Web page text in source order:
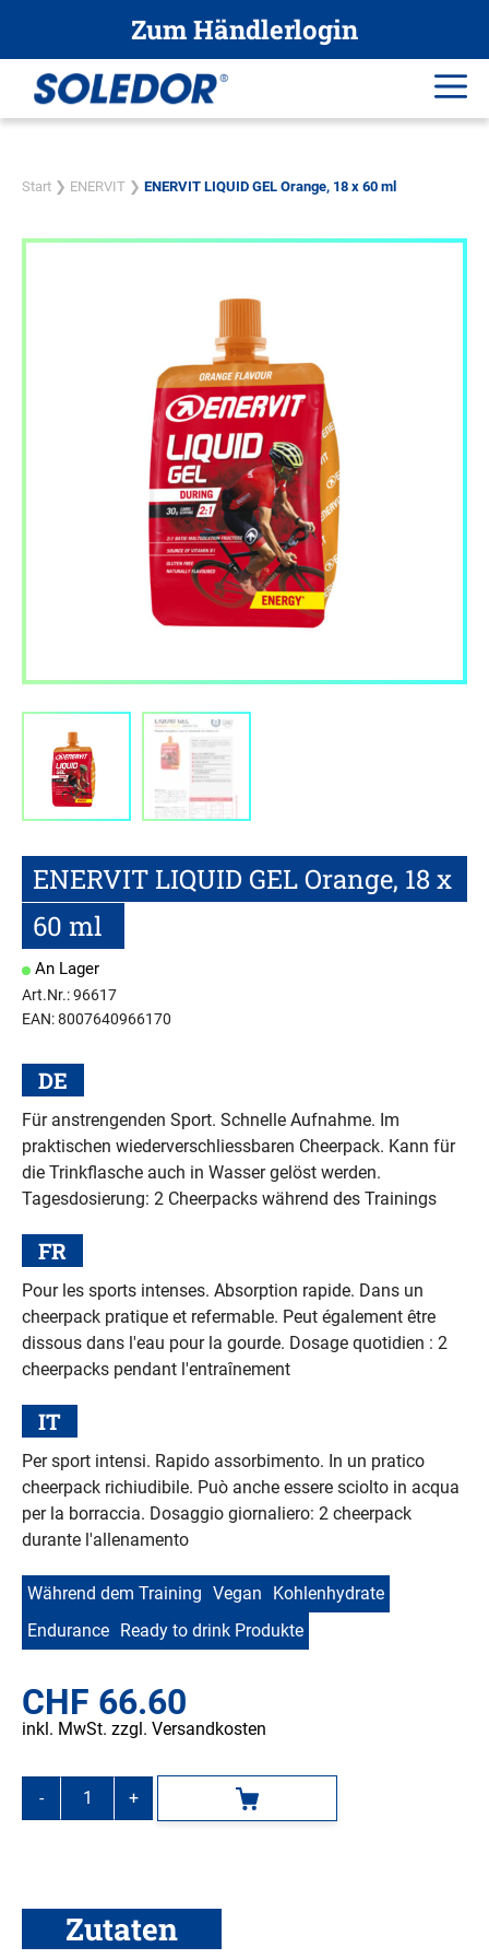
springen
Zum Händlerlogin
Start ❯ ENERVIT ❯ ENERVIT LIQUID GEL Orange, 18 x 60 ml
ENERVIT LIQUID GEL Orange, 18 x
60 ml
An Lager
Art.Nr.: 96617
EAN: 8007640966170
DE
Für anstrengenden Sport. Schnelle Aufnahme. Im
praktischen wiederver­schliessbaren Cheerpack. Kann für
die Trinkflasche auch in Wasser gelöst werden.
Tagesdosierung: 2 Cheerpacks während des Trainings
FR
Pour les sports intenses. Absorption rapide. Dans un
cheerpack pratique et refermable. Peut également être
dissous dans l'eau pour la gourde. Dosage quotidien : 2
cheerpacks pendant l'entraînement
IT
Per sport intensi. Rapido assorbimento. In un pratico
cheerpack richiudibile. Può anche essere sciolto in acqua
per la borraccia. Dosaggio giornaliero: 2 cheerpack
durante l'allenamento
Während dem Training Vegan
Kohlenhydrate
Endurance Ready to drink Produkte
CHF 66.60
inkl. MwSt. zzgl. Versandkosten
-
18
x
+ In den Warenkorb
Zutaten